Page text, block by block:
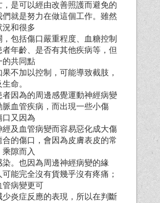
，是可以經由改善照護而避免的
們就是努力在做這個工作。雖然
況和很多
，包括傷口嚴重程度、血糖控制
者年齡、是否有其他疾病等，但
的共同點
果不加以控制，可能導致截肢，
命。
者因為的周邊感覺運動神經病變
脈血管疾病，而出現一些小傷
口又因為
經及血管病變而容易惡化成大傷
合的傷口，會因為皮膚表皮的常
隙而入
染。也因為周邊神經病變的緣
能完全沒有貨幾乎沒有疼痛；
管病變更可
少炎症反應的表現，所以在判斷